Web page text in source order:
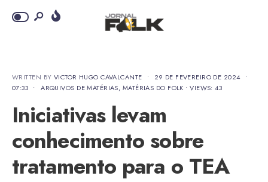
WRITTEN BY VICTOR HUGO CAVALCANTE • 29 DE FEVEREIRO DE 2024 •
07:33 • ARQUIVOS DE MATÉRIAS, MATÉRIAS DO FOLK •VIEWS: 43
Iniciativas levam
conhecimento sobre
tratamento para o TEA